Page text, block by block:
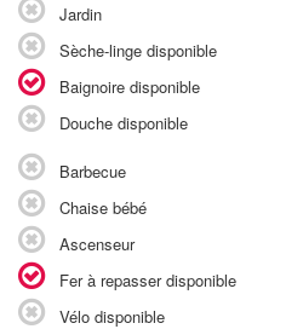
Jardin
Sèche-linge disponible
Baignoire disponible
Douche disponible
Barbecue
Chaise bébé
Ascenseur
Fer à repasser disponible
Vélo disponible